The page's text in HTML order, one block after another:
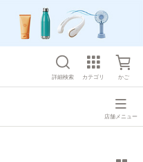
詳細検索 カテゴリ かご
店舗メニュー